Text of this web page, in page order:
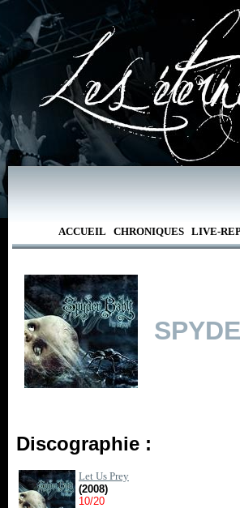
ACCUEIL CHRONIQUES LIVE-
Discographie :
Let Us Prey
(2008)
10/20